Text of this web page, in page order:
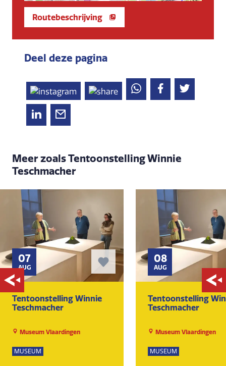
Routebeschrijving
Deel deze pagina
Meer zoals Tentoonstelling Winnie
Teschmacher
07
AUG
Tentoonstelling Winnie
Teschmacher
Museum Vlaardingen
MUSEUM
08
AUG
Tentoonstelling
Teschmacher
Museum Vlaardingen
MUSEUM